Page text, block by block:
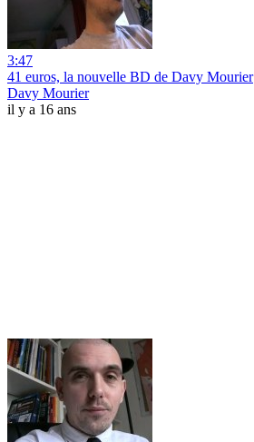
3:47
41 euros, la nouvelle BD de Davy Mourier
Davy Mourier
il y a 16 ans